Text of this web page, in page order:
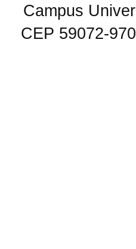
Campus
CEP 59072-